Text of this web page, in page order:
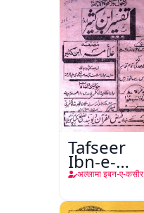
Tafseer
Ibn-e-
Kaseer
अल्लामा इबन-ए-कसीर